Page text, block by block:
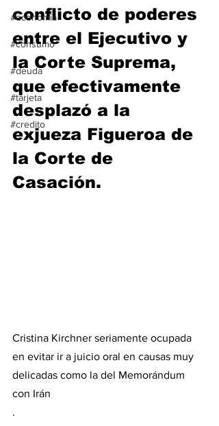
#economia
#consumo
#deuda
#tarjeta
#credito
conflicto de poderes
entre el Ejecutivo y
la Corte Suprema,
que efectivamente
desplazó a la
exjueza Figueroa de
la Corte de
Casación.
Cristina Kirchner seriamente ocupada
en evitar ir a juicio oral en causas muy
delicadas como la del Memorándum
con Irán
.